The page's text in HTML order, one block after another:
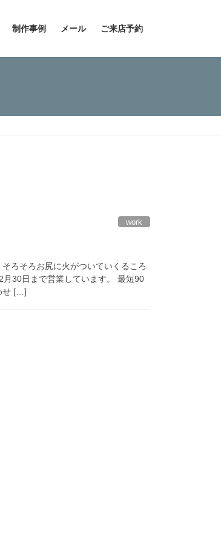
制作事例 メール ご来店予約
work
ろそろお尻に火がついていくるころ
30日まで営業しています。 最短90
せ […]